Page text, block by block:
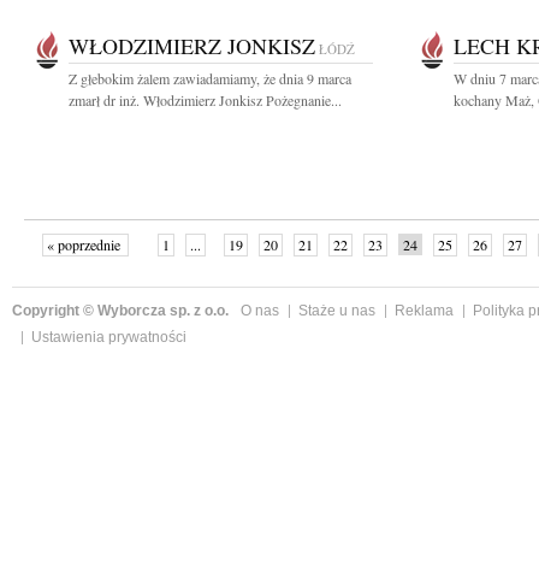
WŁODZIMIERZ JONKISZ ŁÓDŹ
Z głebokim żalem zawiadamiamy, że dnia 9 marca
zmarł dr inż. Włodzimierz Jonkisz Pożegnanie...
LECH
W dniu 7
kochany
« poprzednie 1 ... 19 20 21 22 23 24 25 26
27
Copyright © Wyborcza sp. z o.o. O nas Staże u nas Reklama
Polityka
Ustawienia prywatności